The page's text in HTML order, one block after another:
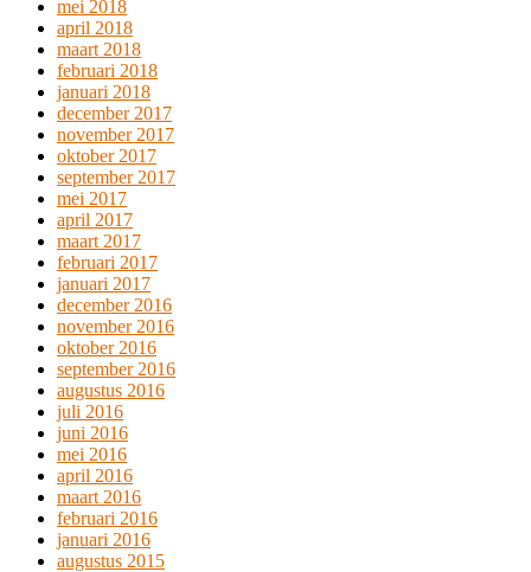
mei 2018
april 2018
maart 2018
februari 2018
januari 2018
december 2017
november 2017
oktober 2017
september 2017
mei 2017
april 2017
maart 2017
februari 2017
januari 2017
december 2016
november 2016
oktober 2016
september 2016
augustus 2016
juli 2016
juni 2016
mei 2016
april 2016
maart 2016
februari 2016
januari 2016
augustus 2015